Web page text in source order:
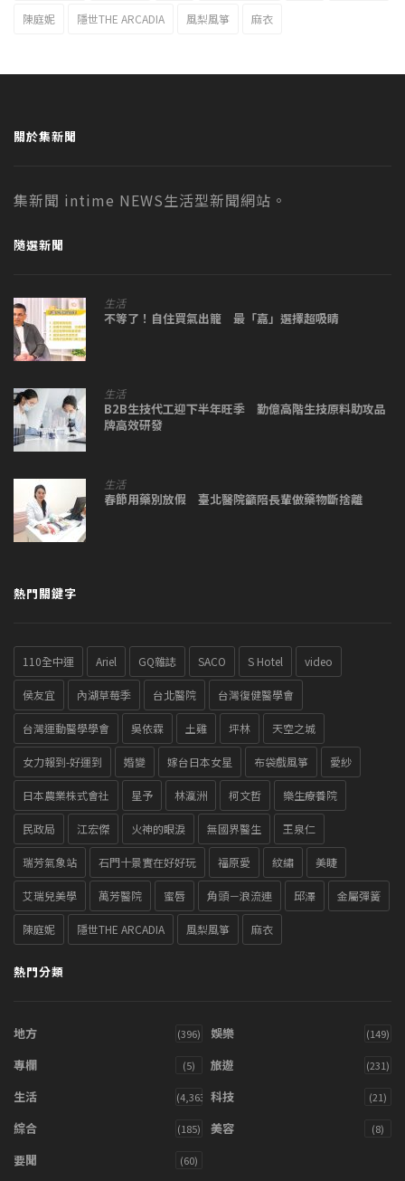
陳庭妮 隱世THE ARCADIA 風梨風箏 麻衣
關於集新聞
集新聞 intime NEWS生活型新聞網站。
隨選新聞
生活
不等了！自住買氣出籠 最「嘉」選擇超吸睛
生活
B2B生技代工迎下半年旺季 勤億高階生技原料助攻品
牌高效研發
生活
春節用藥別放假 臺北醫院籲陪長輩做藥物斷捨離
熱門關鍵字
110全中運 Ariel GQ雜誌 SACO S Hotel video
侯友宜 內湖草莓季 台北醫院 台灣復健醫學會
台灣運動醫學學會 吳依霖 土雞 坪林 天空之城
女力報到-好運到 婚變 嫁台日本女星 布袋戲風箏 愛紗
日本農業株式會社 星予 林瀛洲 柯文哲 樂生療養院
民政局 江宏傑 火神的眼淚 無國界醫生 王泉仁
瑞芳氣象站 石門十景實在好好玩 福原愛 紋繡 美睫
艾瑞兒美學 萬芳醫院 蜜唇 角頭－浪流連 邱澤 金屬彈簧
陳庭妮 隱世THE ARCADIA 風梨風箏 麻衣
熱門分類
地方 (396) 娛樂 (149)
專欄 (5) 旅遊 (231)
生活 (4,363) 科技 (21)
綜合 (185) 美容 (8)
要聞 (60)